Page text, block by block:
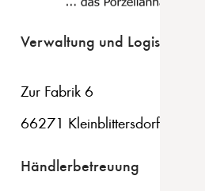
Verwaltung und Logistik
Zur Fabrik 6
66271 Kleinblittersdorf
Händlerbetreuung